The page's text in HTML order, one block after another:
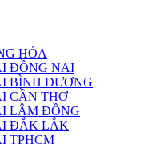
HÓA
ĐỒNG NAI
BÌNH DƯƠNG
CẦN THƠ
LÂM ĐỒNG
ĐẮK LẮK
TPHCM